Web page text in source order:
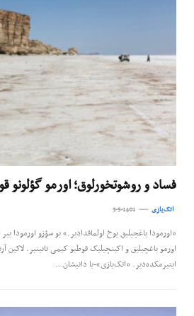
فساد و روشوتخورلوق؛ اورمو گؤلونو
اتک‌یازی 3-5-1401
«اورمودا باغچیلیق یوخ اولماقدادیر.» بو سؤزو اورمودا
اورمو باغچیلیق و اکینچیلیک قوطبو کیمی تانینیر. لاکین
ایتیرمکده‌دیر. «اتک‌یازی»-یا دانیشان…